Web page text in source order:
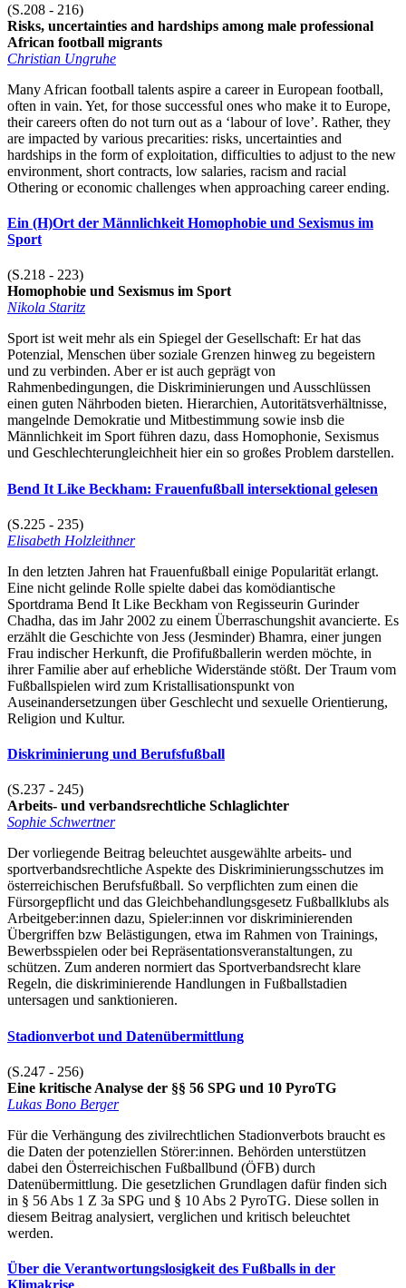
(S.208 - 216)
Risks, uncertainties and hardships among male professional
African football migrants
Christian Ungruhe
Many African football talents aspire a career in European football,
often in vain. Yet, for those successful ones who make it to Europe,
their careers often do not turn out as a ‘labour of love’. Rather, they
are impacted by various precarities: risks, uncertainties and
hardships in the form of exploitation, difficulties to adjust to the new
environment, short contracts, low salaries, racism and racial
Othering or economic challenges when approaching career ending.
Ein (H)Ort der Männlichkeit Homophobie und Sexismus im
Sport
(S.218 - 223)
Homophobie und Sexismus im Sport
Nikola Staritz
Sport ist weit mehr als ein Spiegel der Gesellschaft: Er hat das
Potenzial, Menschen über soziale Grenzen hinweg zu begeistern
und zu verbinden. Aber er ist auch geprägt von
Rahmenbedingungen, die Diskriminierungen und Ausschlüssen
einen guten Nährboden bieten. Hierarchien, Autoritätsverhältnisse,
mangelnde Demokratie und Mitbestimmung sowie insb die
Männlichkeit im Sport führen dazu, dass Homophonie, Sexismus
und Geschlechterungleichheit hier ein so großes Problem darstellen.
Bend It Like Beckham: Frauenfußball intersektional gelesen
(S.225 - 235)
Elisabeth Holzleithner
In den letzten Jahren hat Frauenfußball einige Popularität erlangt.
Eine nicht gelinde Rolle spielte dabei das komödiantische
Sportdrama Bend It Like Beckham von Regisseurin Gurinder
Chadha, das im Jahr 2002 zu einem Überraschungshit avancierte. Es
erzählt die Geschichte von Jess (Jesminder) Bhamra, einer jungen
Frau indischer Herkunft, die Profifußballerin werden möchte, in
ihrer Familie aber auf erhebliche Widerstände stößt. Der Traum vom
Fußballspielen wird zum Kristallisationspunkt von
Auseinandersetzungen über Geschlecht und sexuelle Orientierung,
Religion und Kultur.
Diskriminierung und Berufsfußball
(S.237 - 245)
Arbeits- und verbandsrechtliche Schlaglichter
Sophie Schwertner
Der vorliegende Beitrag beleuchtet ausgewählte arbeits- und
sportverbandsrechtliche Aspekte des Diskriminierungsschutzes im
österreichischen Berufsfußball. So verpflichten zum einen die
Fürsorgepflicht und das Gleichbehandlungsgesetz Fußballklubs als
Arbeitgeber:innen dazu, Spieler:innen vor diskriminierenden
Übergriffen bzw Belästigungen, etwa im Rahmen von Trainings,
Bewerbsspielen oder bei Repräsentationsveranstaltungen, zu
schützen. Zum anderen normiert das Sportverbandsrecht klare
Regeln, die diskriminierende Handlungen in Fußballstadien
untersagen und sanktionieren.
Stadionverbot und Datenübermittlung
(S.247 - 256)
Eine kritische Analyse der §§ 56 SPG und 10 PyroTG
Lukas Bono Berger
Für die Verhängung des zivilrechtlichen Stadionverbots braucht es
die Daten der potenziellen Störer:innen. Behörden unterstützen
dabei den Österreichischen Fußballbund (ÖFB) durch
Datenübermittlung. Die gesetzlichen Grundlagen dafür finden sich
in § 56 Abs 1 Z 3a SPG und § 10 Abs 2 PyroTG. Diese sollen in
diesem Beitrag analysiert, verglichen und kritisch beleuchtet
werden.
Über die Verantwortungslosigkeit des Fußballs in der